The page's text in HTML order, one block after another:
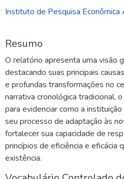
Instituto de Pesquisa Econômica
Resumo
O relatório apresenta uma visão
destacando suas principais
e profundas transformações no
narrativa cronológica tradicional,
para evidenciar como a
seu processo de adaptação às
fortalecer sua capacidade de
princípios de eficiência e eficácia
existência.